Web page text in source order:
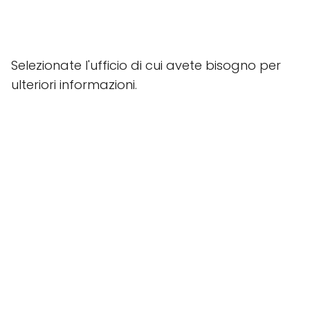
Selezionate l'ufficio di cui avete bisogno per
ulteriori informazioni.